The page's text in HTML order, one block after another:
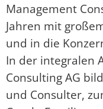
Management
Jahren mit
und in die
In der integralen
Consulting AG
und Consulter,